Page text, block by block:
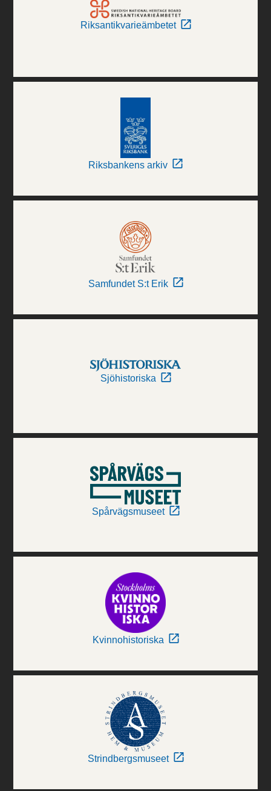
Riksantikvarieämbetet
Riksbankens arkiv
Samfundet S:t Erik
Sjöhistoriska
Spårvägsmuseet
Kvinnohistoriska
Strindbergsmuseet